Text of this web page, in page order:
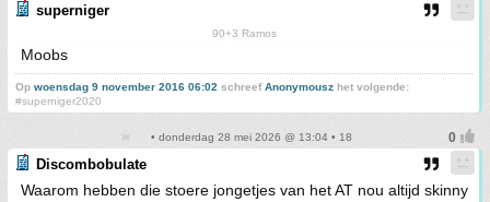
superniger
90+3 Ramos
Moobs
Op woensdag 9 november 2016 06:02 schreefAnonymousz het volgende:
#superniger2020
• donderdag 28 mei 2026 @ 13:04 • 18
Discombobulate
Waarom hebben die stoere jongetjes van het AT nou altijd skinny